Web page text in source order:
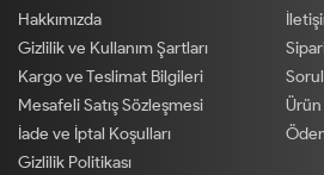
Hakkımızda
Gizlilik ve Kullanım Şartları
Kargo ve Teslimat Bilgileri
Mesafeli Satış Sözleşmesi
İade ve İptal Koşulları
Gizlilik Politikası